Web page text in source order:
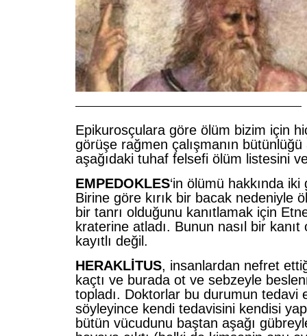
——————————————————————
Epikurosçulara göre ölüm bizim için
görüşe rağmen çalışmanın bütünlüğü
aşağıdaki tuhaf felsefi ölüm listesini
EMPEDOKLES‘in ölümü hakkında iki
Birine göre kırık bir bacak nedeniyle
bir tanrı olduğunu kanıtlamak için
kraterine atladı. Bunun nasıl bir kanıt
kayıtlı değil.
HERAKLİTUS, insanlardan nefret
kaçtı ve burada ot ve sebzeyle
topladı. Doktorlar bu durumun tedavi
söyleyince kendi tedavisini kendisi
bütün vücudunu baştan aşağı